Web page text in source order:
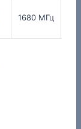
1680 МГц